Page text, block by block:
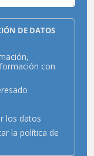
DE DATOS
con
los datos
la política de